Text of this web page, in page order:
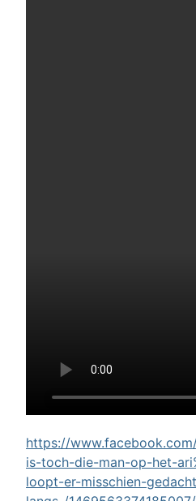
https://
is-toch-die-man-op-het-
loopt-er-misschien-